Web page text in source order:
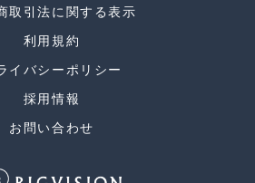
取引法に関する表示
利用規約
イバシーポリシー
採用情報
お問い合わせ